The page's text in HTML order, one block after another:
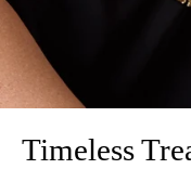
Timeless